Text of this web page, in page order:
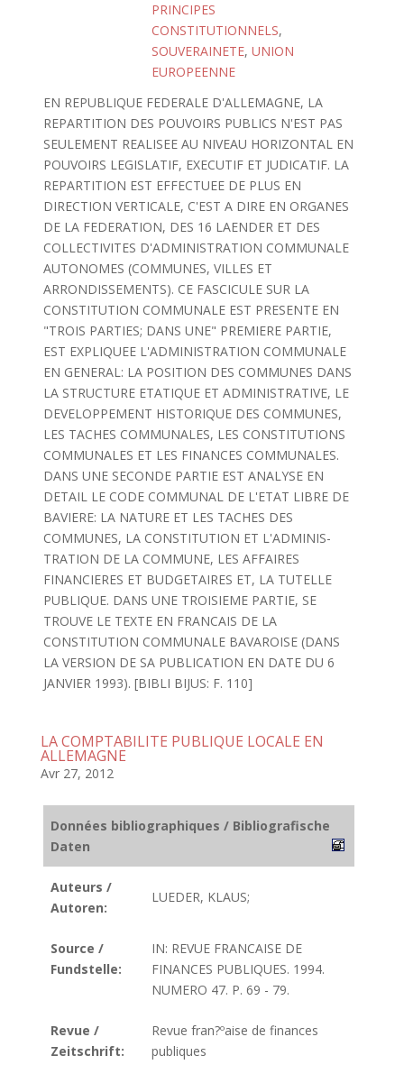
PRINCIPES
CONSTITUTIONNELS,
SOUVERAINETE, UNION
EUROPEENNE
EN REPUBLIQUE FEDERALE D'ALLEMAGNE, LA
REPARTITION DES POUVOIRS PUBLICS N'EST PAS
SEULEMENT REALISEE AU NIVEAU HORIZONTAL EN
POUVOIRS LEGISLATIF, EXECUTIF ET JUDICATIF. LA
REPARTITION EST EFFECTUEE DE PLUS EN
DIRECTION VERTICALE, C'EST A DIRE EN ORGANES
DE LA FEDERATION, DES 16 LAENDER ET DES
COLLECTIVITES D'ADMINISTRATION COMMUNALE
AUTONOMES (COMMUNES, VILLES ET
ARRONDISSEMENTS). CE FASCICULE SUR LA
CONSTITUTION COMMUNALE EST PRESENTE EN
"TROIS PARTIES; DANS UNE" PREMIERE PARTIE,
EST EXPLIQUEE L'ADMINISTRATION COMMUNALE
EN GENERAL: LA POSITION DES COMMUNES DANS
LA STRUCTURE ETATIQUE ET ADMINISTRATIVE, LE
DEVELOPPEMENT HISTORIQUE DES COMMUNES,
LES TACHES COMMUNALES, LES CONSTITUTIONS
COMMUNALES ET LES FINANCES COMMUNALES.
DANS UNE SECONDE PARTIE EST ANALYSE EN
DETAIL LE CODE COMMUNAL DE L'ETAT LIBRE DE
BAVIERE: LA NATURE ET LES TACHES DES
COMMUNES, LA CONSTITUTION ET L'ADMINIS-
TRATION DE LA COMMUNE, LES AFFAIRES
FINANCIERES ET BUDGETAIRES ET, LA TUTELLE
PUBLIQUE. DANS UNE TROISIEME PARTIE, SE
TROUVE LE TEXTE EN FRANCAIS DE LA
CONSTITUTION COMMUNALE BAVAROISE (DANS
LA VERSION DE SA PUBLICATION EN DATE DU 6
JANVIER 1993). [BIBLI BIJUS: F. 110]
LA COMPTABILITE PUBLIQUE LOCALE EN
ALLEMAGNE
Avr 27, 2012
Données bibliographiques / Bibliografische
Daten
Auteurs /
Autoren:
LUEDER, KLAUS;
Source /
Fundstelle:
IN: REVUE FRANCAISE DE
FINANCES PUBLIQUES. 1994.
NUMERO 47. P. 69 - 79.
Revue /
Zeitschrift:
Revue fran?ºaise de finances
publiques